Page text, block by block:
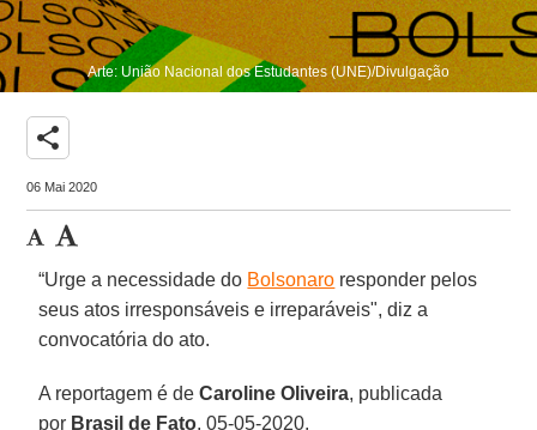
Arte: União Nacional dos Estudantes (UNE)/Divulgação
share
06 Mai 2020
“Urge a necessidade do Bolsonaro responder pelos
seus atos irresponsáveis e irreparáveis", diz a
convocatória do ato.
A reportagem é deCaroline Oliveira, publicada
por Brasil de Fato, 05-05-2020.